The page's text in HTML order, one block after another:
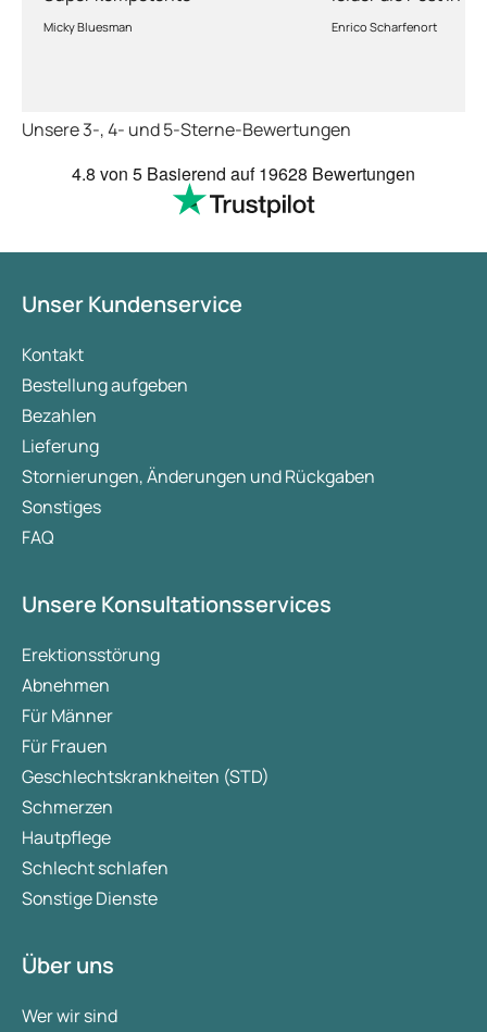
auf diesem Weg können zu ernsthaften Problemen
führen. Der Blutstrom kann in die Lunge gelangen
Abhandlung!
Micky Bluesman
kriegt es nicht hin
dauert obwohl ihr
richtig fix.
Enrico Scharfenort
Unsere 3-, 4- und 5-Sterne-Bewertungen
4.8 von 5 Basierend auf19628 Bewertungen
Unser Kundenservice
Kontakt
Bestellung aufgeben
Bezahlen
Lieferung
Stornierungen, Änderungen und Rückgaben
Sonstiges
FAQ
Unsere Konsultationsservices
Erektionsstörung
Abnehmen
Für Männer
Für Frauen
Geschlechtskrankheiten (STD)
Schmerzen
Hautpflege
Schlecht schlafen
Sonstige Dienste
Über uns
Wer wir sind